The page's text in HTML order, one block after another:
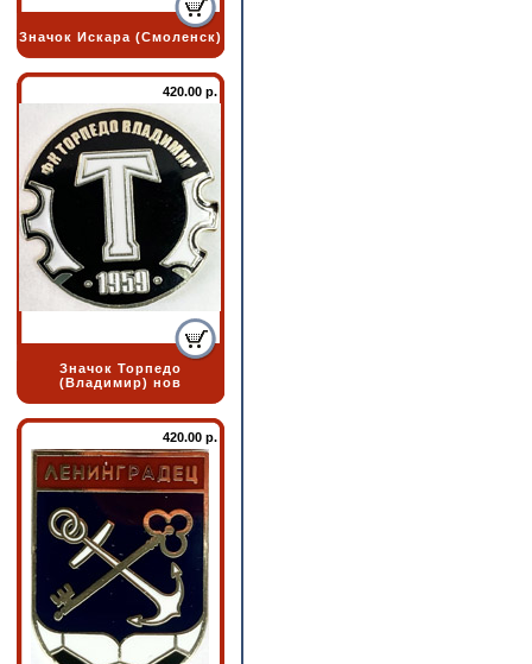
Значок Искара (Смоленск)
420.00 р.
Значок Торпедо
(Владимир) нов
420.00 р.